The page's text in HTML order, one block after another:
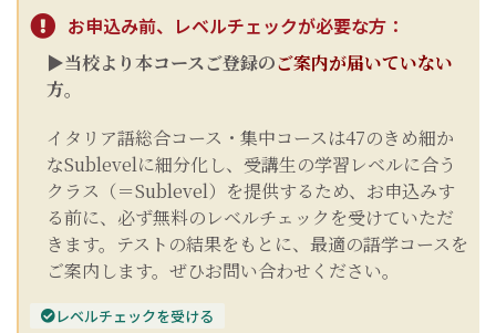
お申込み前、レベルチェックが必要な方：
▶当校より本コースご登録のご案内が届いていない
方。
イタリア語総合コース・集中コースは47のきめ細か
なSublevelに細分化し、受講生の学習レベルに合う
クラス（＝Sublevel）を提供するため、お申込みす
る前に、必ず無料のレベルチェックを受けていただ
きます。 テストの結果をもとに、最適の語学コースを
ご案内します。ぜひお問い合わせください。
レベルチェックを受ける